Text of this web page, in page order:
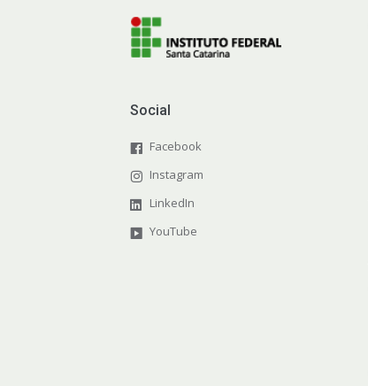
Social
Facebook
Instagram
LinkedIn
YouTube